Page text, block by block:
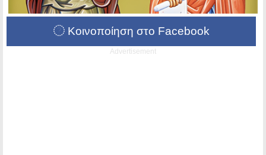
Κοινοποίηση στο Facebook
Advertisement